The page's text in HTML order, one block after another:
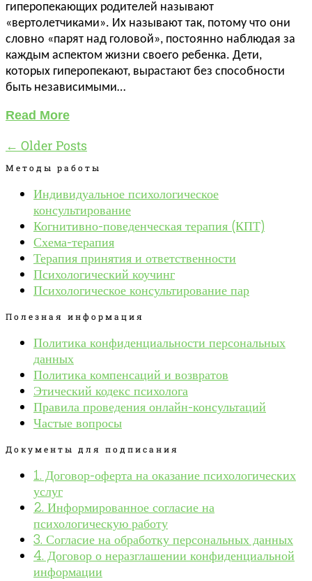
гиперопекающих родителей называют
«вертолетчиками». Их называют так, потому что они
словно «парят над головой», постоянно наблюдая за
каждым аспектом жизни своего ребенка. Дети,
которых гиперопекают, вырастают без способности
быть независимыми…
Read More
← Older Posts
Методы работы
Индивидуальное психологическое
консультирование
Когнитивно-поведенческая терапия (КПТ)
Схема-терапия
Терапия принятия и ответственности
Психологический коучинг
Психологическое консультирование пар
Полезная информация
Политика конфиденциальности персональных
данных
Политика компенсаций и возвратов
Этический кодекс психолога
Правила проведения онлайн-консультаций
Частые вопросы
Документы для подписания
1. Договор-оферта на оказание психологических
услуг
2. Информированное согласие на
психологическую работу
3. Согласие на обработку персональных данных
4. Договор о неразглашении конфиденциальной
информации